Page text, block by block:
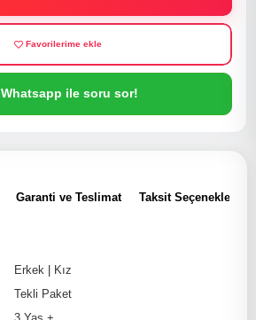
Favorilerime ekle
Whatsapp ile soru sor!
Garanti ve Teslimat Taksit Seçenekleri
Erkek | Kız
Tekli Paket